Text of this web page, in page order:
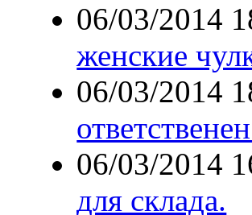
06/03/2014
женские
06/03/2014
06/03/2014
для склада.